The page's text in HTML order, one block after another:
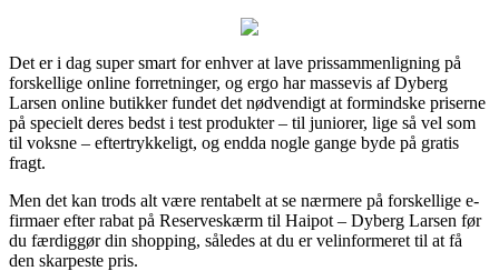
Det er i dag super smart for enhver at lave prissammenligning på
forskellige online forretninger, og ergo har massevis af Dyberg
Larsen online butikker fundet det nødvendigt at formindske priserne
på specielt deres bedst i test produkter – til juniorer, lige så vel som
til voksne – eftertrykkeligt, og endda nogle gange byde på gratis
fragt.
Men det kan trods alt være rentabelt at se nærmere på forskellige e-
firmaer efter rabat på Reserveskærm til Haipot – Dyberg Larsen før
du færdiggør din shopping, således at du er velinformeret til at få
den skarpeste pris.